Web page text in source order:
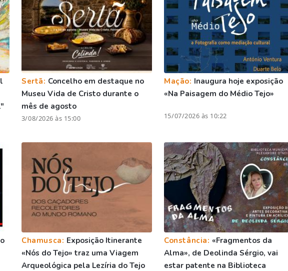
Sertã: Concelho em destaque no
Museu Vida de Cristo durante o
mês de agosto
3/08/2026 às 15:00
Mação: Inaugura hoje exposição
«Na Paisagem do Médio Tejo»
15/07/2026 às 10:22
Chamusca: Exposição Itinerante
«Nós do Tejo» traz uma Viagem
Arqueológica pela Lezíria do Tejo
Constância: «Fragmentos da
Alma», de Deolinda Sérgio, vai
estar patente na Biblioteca